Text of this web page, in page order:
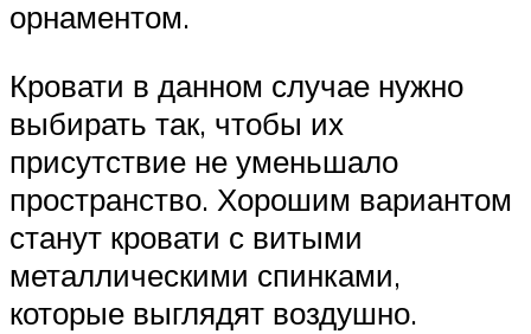
орнаментом.
Кровати в данном случае нужно
выбирать так, чтобы их
присутствие не уменьшало
пространство. Хорошим вариантом
станут кровати с витыми
металлическими спинками,
которые выглядят воздушно.